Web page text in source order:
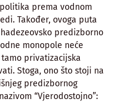
prema vodnom
Također, ovoga puta
predizborno
monopole neće
privatizacijska
Stoga, ono što stoji na
predizbornog
“Vjerodostojno”: